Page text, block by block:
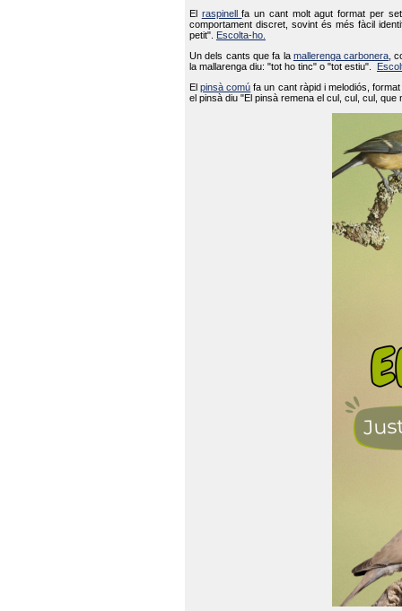
El raspinellfa un cant molt agut format per
comportament discret, sovint és més fàcil
petit".
Escolta-ho.
Un dels cants que fa la mallerenga carbonera ,
la mallarenga diu: "tot ho tinc" o "tot estiu".
Elpinsà comú fa un cant ràpid i melodiós,
el pinsà diu "El pinsà remena el cul, cul, cul,